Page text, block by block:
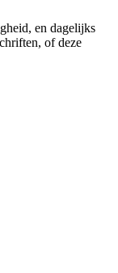
en dagelijks
of deze